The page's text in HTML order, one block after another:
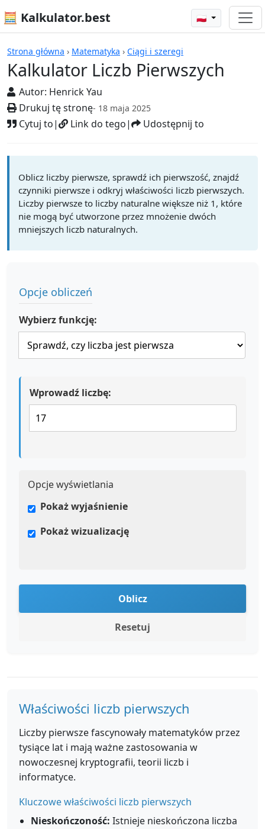
🧮 Kalkulator.best 🇵🇱
Strona główna › Matematyka › Ciągi i szeregi
Kalkulator Liczb Pierwszych
Autor: Henrick Yau
Drukuj tę stronę- 18 maja 2025
Cytuj to| Link do tego| Udostępnij to
Kalkulatory
Oblicz liczby pierwsze, sprawdź ich pierwszość, znajdź
czynniki pierwsze i odkryj właściwości liczb pierwszych.
Liczby pierwsze to liczby naturalne większe niż 1, które
nie mogą być utworzone przez mnożenie dwóch
mniejszych liczb naturalnych.
Opcje obliczeń
Wybierz funkcję:
Wprowadź liczbę:
Opcje wyświetlania
Pokaż wyjaśnienie
Pokaż wizualizację
Oblicz
Resetuj
Właściwości liczb pierwszych
Liczby pierwsze fascynowały matematyków przez
tysiące lat i mają ważne zastosowania w
nowoczesnej kryptografii, teorii liczb i
informatyce.
Kluczowe właściwości liczb pierwszych
Nieskończoność: Istnieje nieskończona liczba